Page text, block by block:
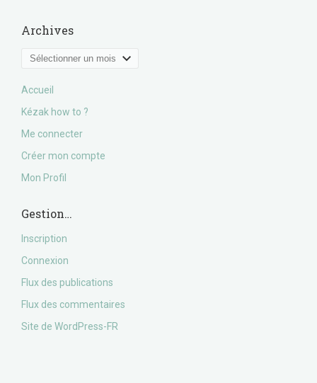
Archives
Archives
Accueil
Kézak how to ?
Me connecter
Créer mon compte
Mon Profil
Gestion…
Inscription
Connexion
Flux des publications
Flux des commentaires
Site de WordPress-FR